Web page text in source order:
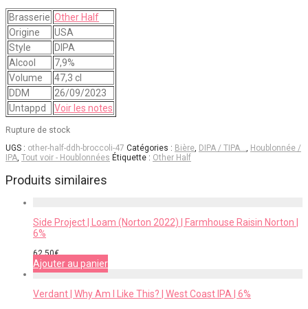
Brasserie Other Half
Origine
USA
Style
DIPA
Alcool
7,9%
Volume
47,3 cl
DDM
26/09/2023
Untappd
Voir les notes
Rupture de stock
UGS : other-half-ddh-broccoli-47 Catégories : Bière, DIPA / TIPA…, Houblonnée /
IPA, Tout voir - Houblonnées Étiquette : Other Half
Produits similaires
Side Project | Loam (Norton 2022) | Farmhouse Raisin Norton |
6%
62,50€
Ajouter au panier
Verdant | Why Am I Like This? | West Coast IPA | 6%